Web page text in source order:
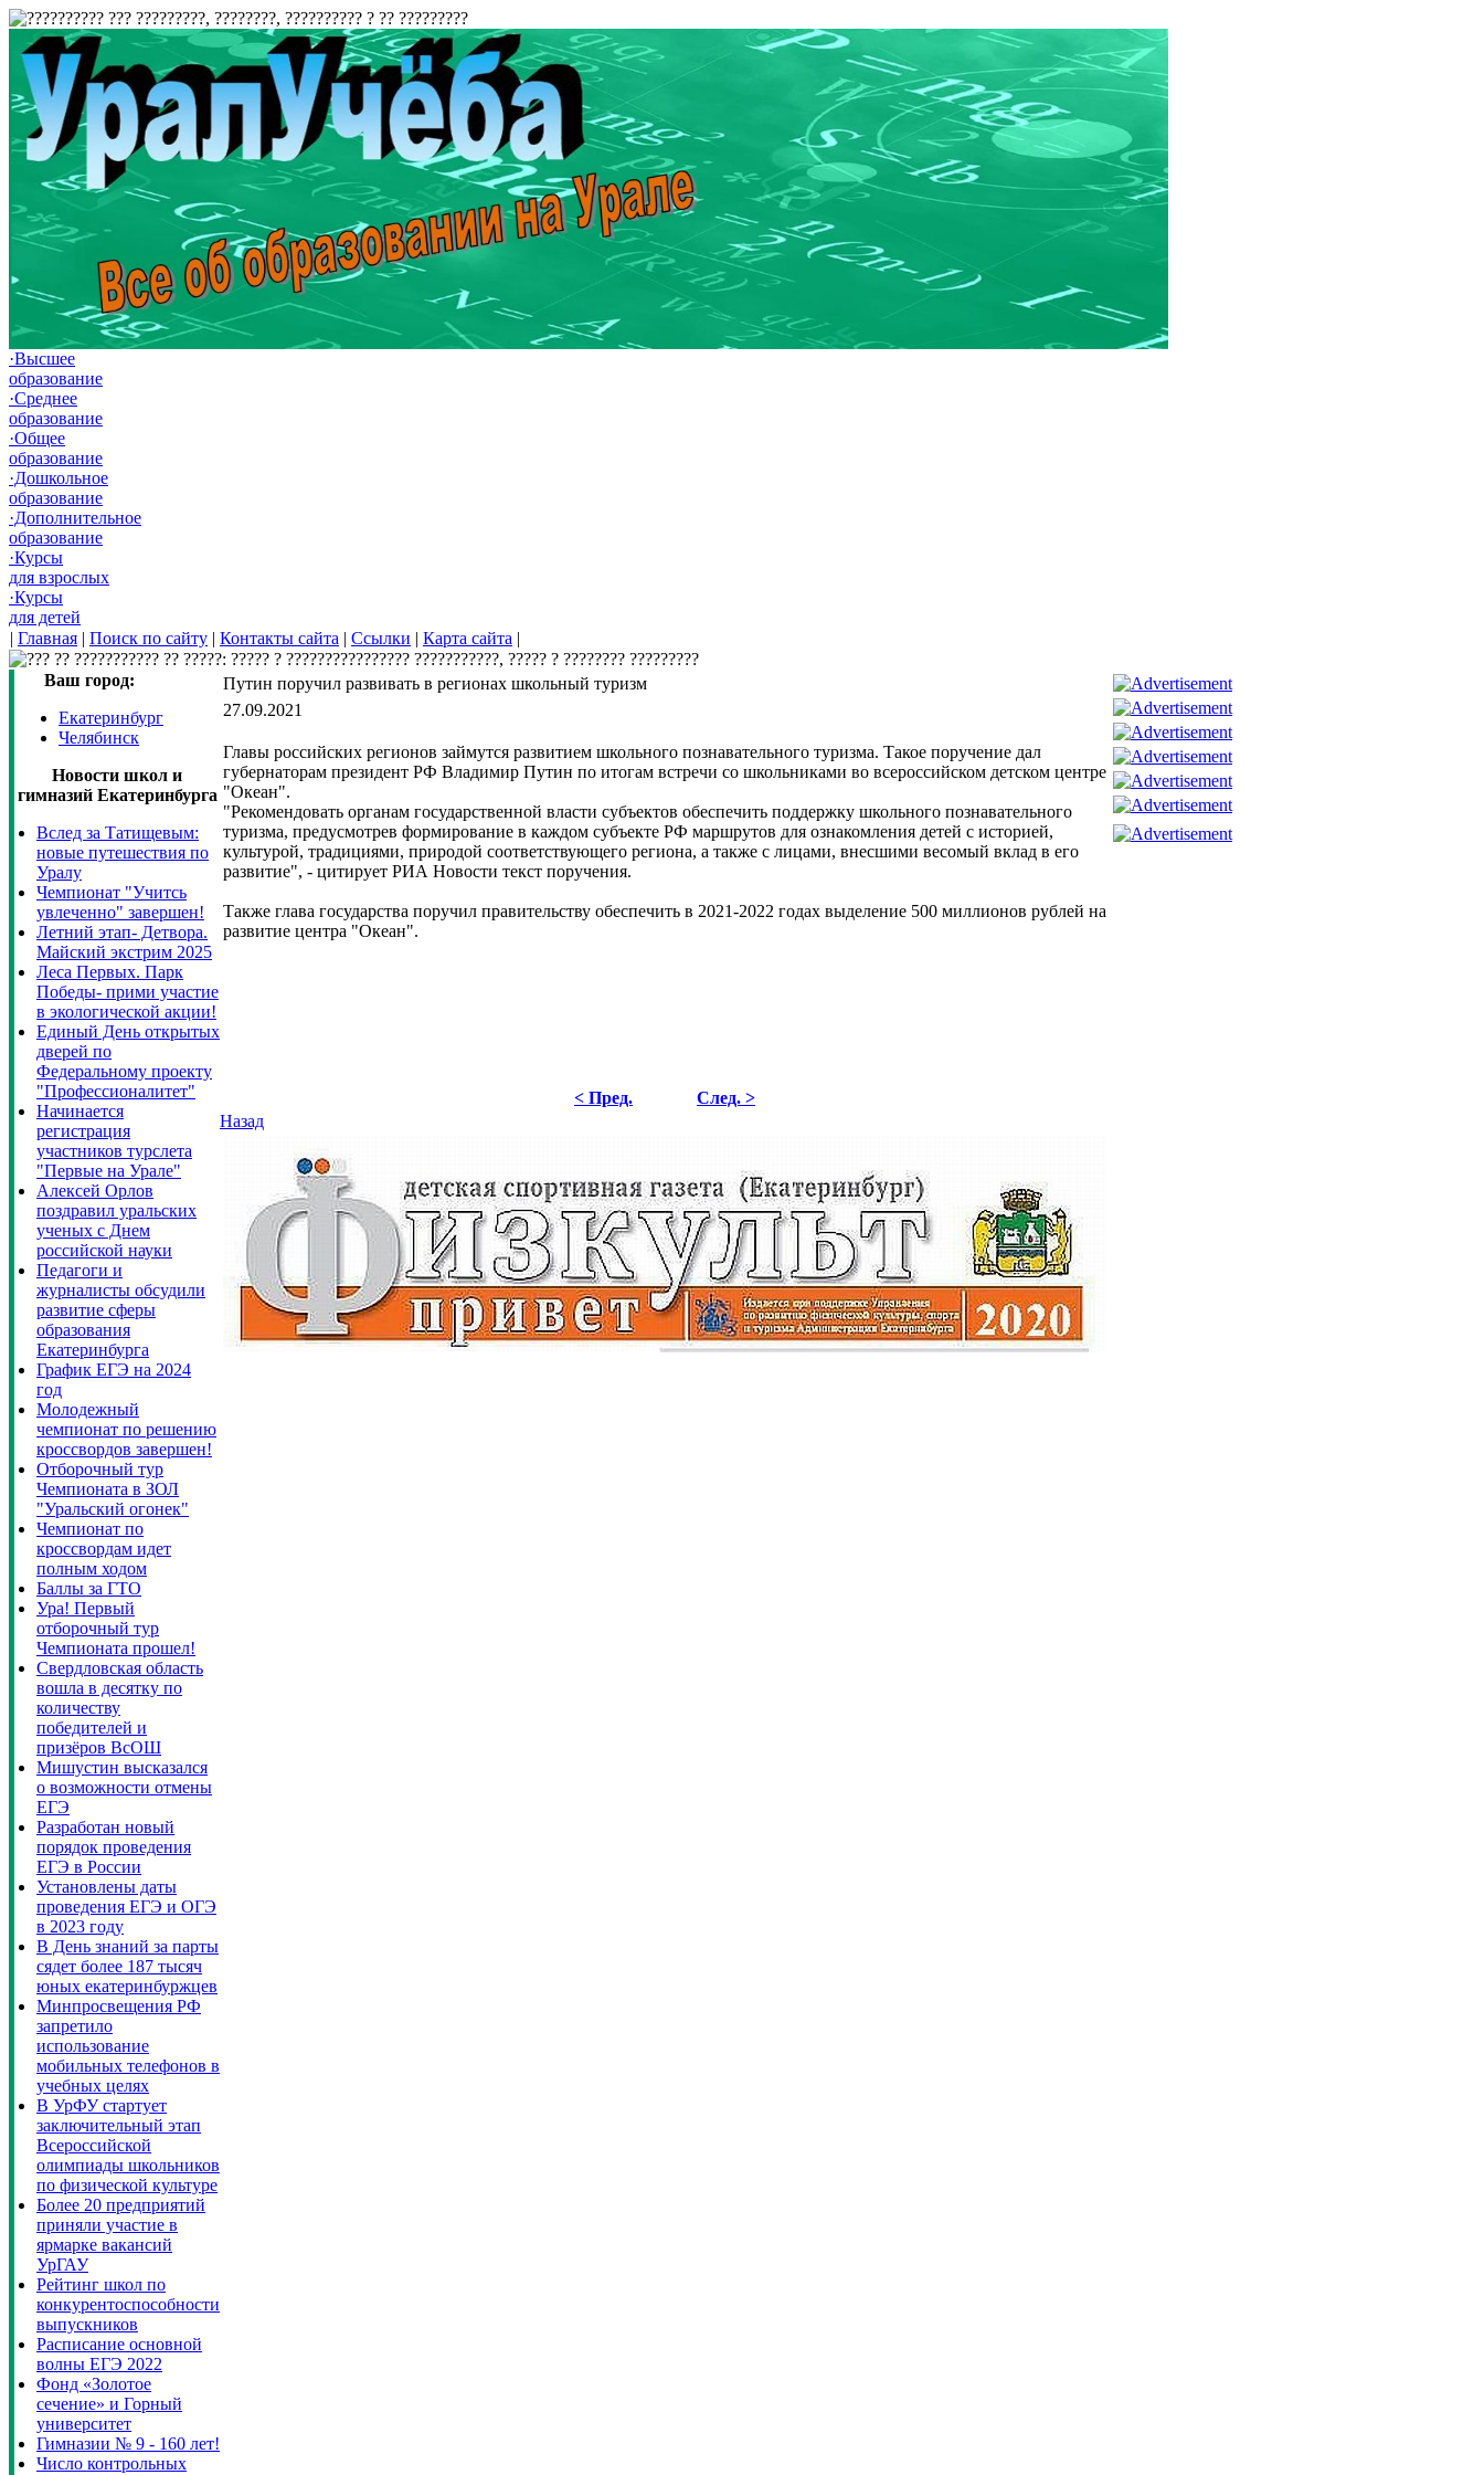
·Высшее
образование
·Среднее
образование
·Общее
образование
·Дошкольное
образование
·Дополнительное
образование
·Курсы
для взрослых
·Курсы
для детей
| Главная | Поиск по сайту | Контакты сайта | Ссылки | Карта сайта |
Ваш город:
Екатеринбург
Челябинск
Новости школ и
гимназий Екатеринбурга
Вслед за Татищевым:
новые путешествия по
Уралу
Чемпионат "Учитсь
увлеченно" завершен!
Летний этап- Детвора.
Майский экстрим 2025
Леса Первых. Парк
Победы- прими участие
в экологической акции!
Единый День открытых
дверей по
Федеральному проекту
"Профессионалитет"
Начинается
регистрация
участников турслета
"Первые на Урале"
Алексей Орлов
поздравил уральских
ученых с Днем
российской науки
Педагоги и
журналисты обсудили
развитие сферы
образования
Екатеринбурга
График ЕГЭ на 2024
год
Молодежный
чемпионат по решению
кроссвордов завершен!
Отборочный тур
Чемпионата в ЗОЛ
"Уральский огонек"
Чемпионат по
кроссвордам идет
полным ходом
Баллы за ГТО
Ура! Первый
отборочный тур
Чемпионата прошел!
Свердловская область
вошла в десятку по
количеству
победителей и
призёров ВсОШ
Мишустин высказался
о возможности отмены
ЕГЭ
Разработан новый
порядок проведения
ЕГЭ в России
Установлены даты
проведения ЕГЭ и ОГЭ
в 2023 году
В День знаний за парты
сядет более 187 тысяч
юных екатеринбуржцев
Минпросвещения РФ
запретило
использование
мобильных телефонов в
учебных целях
В УрФУ стартует
заключительный этап
Всероссийской
олимпиады школьников
по физической культуре
Более 20 предприятий
приняли участие в
ярмарке вакансий
УрГАУ
Рейтинг школ по
конкурентоспособности
выпускников
Расписание основной
волны ЕГЭ 2022
Фонд «Золотое
сечение» и Горный
университет
Гимназии № 9 - 160 лет!
Число контрольных
Путин поручил развивать в регионах школьный туризм
27.09.2021
Главы российских регионов займутся развитием школьного познавательного туризма. Такое поручение дал
губернаторам президент РФ Владимир Путин по итогам встречи со школьниками во всероссийском детском центре
"Океан"​​​.
"Рекомендовать органам государственной власти субъектов обеспечить поддержку школьного познавательного
туризма, предусмотрев формирование в каждом субъекте РФ маршрутов для ознакомления детей с историей,
культурой, традициями, природой соответствующего региона, а также с лицами, внесшими весомый вклад в его
развитие", - цитирует РИА Новости текст поручения.
Также глава государства поручил правительству обеспечить в 2021-2022 годах выделение 500 миллионов рублей на
развитие центра "Океан".
< Пред.
След. >
Назад